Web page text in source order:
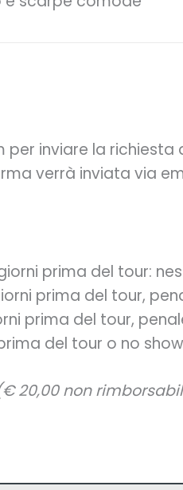
inviare la
verrà inviata via
prima del tour:
prima del tour,
prima del tour,
del tour o no
20,00 non